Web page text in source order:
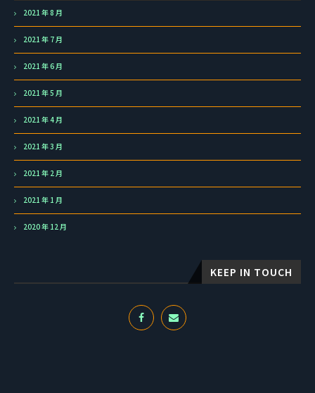
2021 年 8 月
2021 年 7 月
2021 年 6 月
2021 年 5 月
2021 年 4 月
2021 年 3 月
2021 年 2 月
2021 年 1 月
2020 年 12 月
KEEP IN TOUCH